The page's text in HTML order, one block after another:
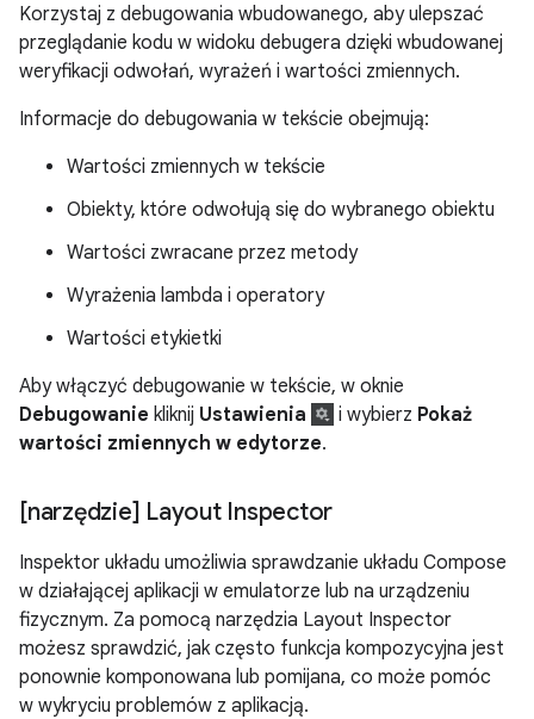
Korzystaj z debugowania wbudowanego, aby ulepszać
przeglądanie kodu w widoku debugera dzięki wbudowanej
weryfikacji odwołań, wyrażeń i wartości zmiennych.
Informacje do debugowania w tekście obejmują:
Wartości zmiennych w tekście
Obiekty, które odwołują się do wybranego obiektu
Wartości zwracane przez metody
Wyrażenia lambda i operatory
Wartości etykietki
Aby włączyć debugowanie w tekście, w oknie
Debugowanie kliknij Ustawienia i wybierz Pokaż
wartości zmiennych w edytorze.
[narzędzie] Layout Inspector
Inspektor układu umożliwia sprawdzanie układu Compose
w działającej aplikacji w emulatorze lub na urządzeniu
fizycznym. Za pomocą narzędzia Layout Inspector
możesz sprawdzić, jak często funkcja kompozycyjna jest
ponownie komponowana lub pomijana, co może pomóc
w wykryciu problemów z aplikacją.